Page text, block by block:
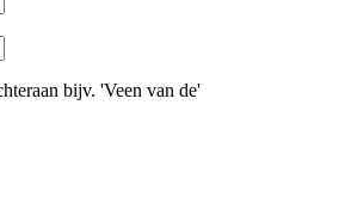
bijv. 'Veen van de'